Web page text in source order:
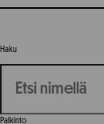
Haku
Palkinto